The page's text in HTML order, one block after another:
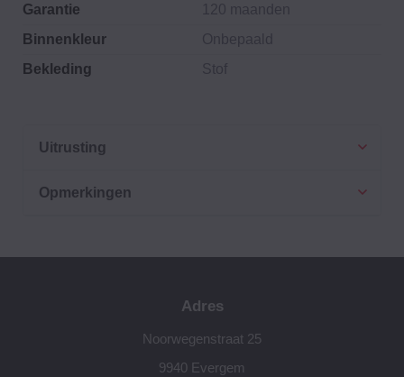
Garantie
120 maanden
Binnenkleur
Onbepaald
Bekleding
Stof
Uitrusting
Opmerkingen
Adres
Noorwegenstraat 25
9940 Evergem